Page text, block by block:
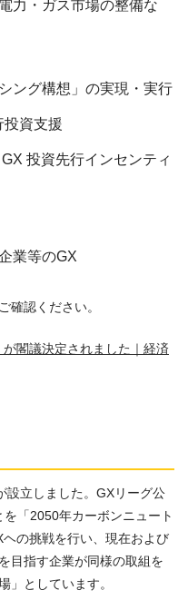
力・ガス市場の整備な
ング構想」の実現・実行
投資支援
投資先行インセンティ
業等のGX
確認ください。
が閣議決定されました｜経済
設立しました。GXリーグ公
「2050年カーボンニュート
の挑戦を行い、現在および
目指す企業が同様の取組を
」としています。